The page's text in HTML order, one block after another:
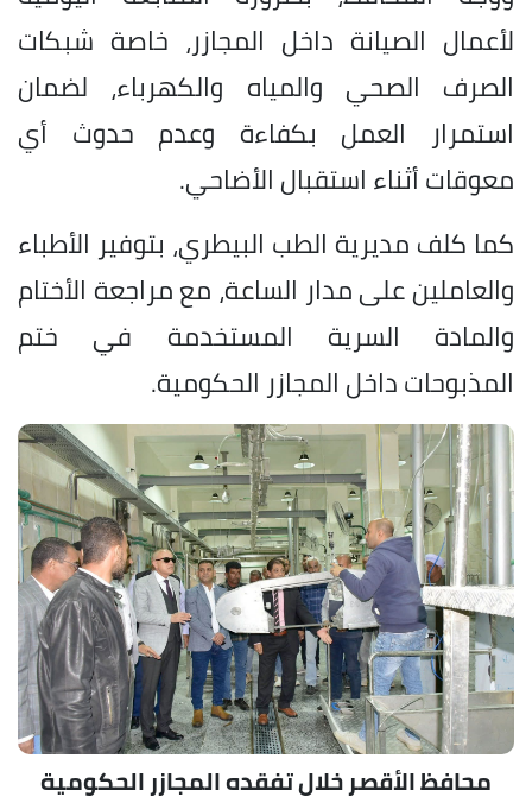
لأعمال الصيانة داخل المجازر، خاصة شبكات
الصرف الصحي والمياه والكهرباء، لضمان
استمرار العمل بكفاءة وعدم حدوث أي
معوقات أثناء استقبال الأضاحي.
كما كلف مديرية الطب البيطري، بتوفير الأطباء
والعاملين على مدار الساعة، مع مراجعة الأختام
والمادة السرية المستخدمة في ختم
المذبوحات داخل المجازر الحكومية.
محافظ الأقصر خلال تفقده المجازر الحكومية